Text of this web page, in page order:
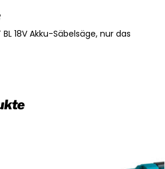
BL 18V Akku-Säbelsäge, nur das